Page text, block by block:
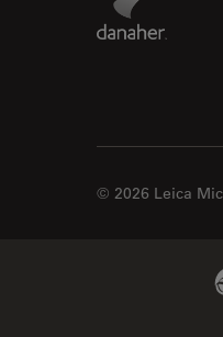
© 2026 Leica